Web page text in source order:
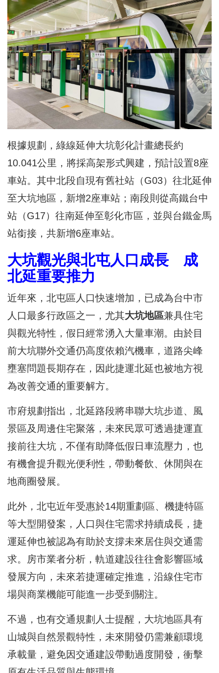
根據規劃，綠線延伸大坑彰化計畫總長約
10.041公里，將採高架形式興建，預計設置8座
車站。其中北段自現有舊社站（G03）往北延伸
至大坑地區，新增2座車站；南段則從高鐵台中
站（G17）往南延伸至彰化市區，並與台鐵金馬
站銜接，共新增6座車站。
大坑觀光與北屯人口成長 成
北延重要推力
近年來，北屯區人口快速增加，已成為台中市
人口最多行政區之一，尤其大坑地區兼具住宅
與觀光特性，假日經常湧入大量車潮。由於目
前大坑聯外交通仍高度依賴汽機車，道路尖峰
壅塞問題長期存在，因此捷運北延也被地方視
為改善交通的重要解方。
市府規劃指出，北延路段將串聯大坑步道、風
景區及周邊住宅聚落，未來民眾可透過捷運直
接前往大坑，不僅有助降低假日車流壓力，也
有機會提升觀光便利性，帶動餐飲、休閒與在
地商圈發展。
此外，北屯近年受惠於14期重劃區、機捷特區
等大型開發案，人口與住宅需求持續成長，捷
運延伸也被認為有助於支撐未來居住與交通需
求。房市業者分析，軌道建設往往會影響區域
發展方向，未來若捷運確定推進，沿線住宅市
場與商業機能可能進一步受到關注。
不過，也有交通規劃人士提醒，大坑地區具有
山城與自然景觀特性，未來開發仍需兼顧環境
承載量，避免因交通建設帶動過度開發，衝擊